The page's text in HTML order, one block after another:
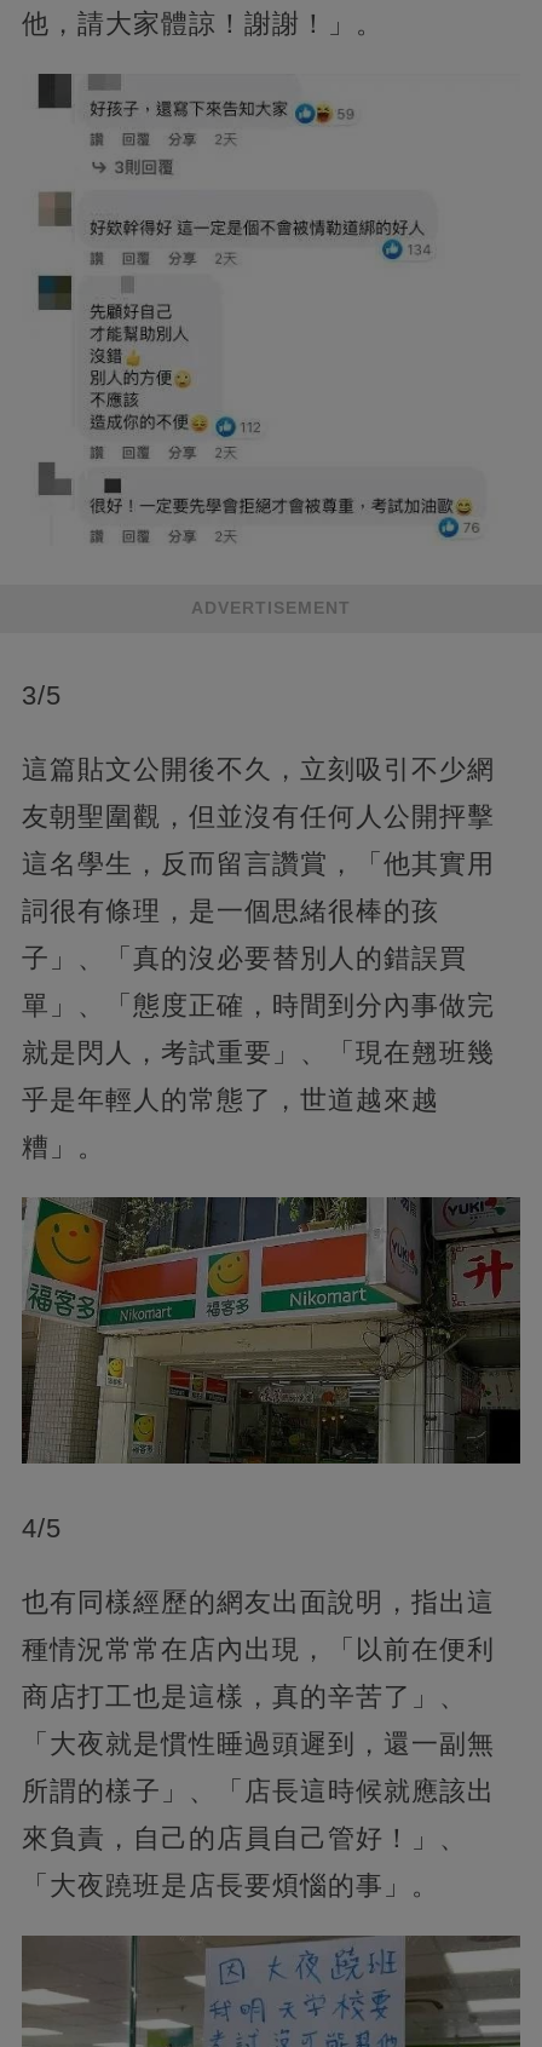
他，請大家體諒！謝謝！」。
ADVERTISEMENT
3/5
這篇貼文公開後不久，立刻吸引不少網
友朝聖圍觀，但並沒有任何人公開抨擊
這名學生，反而留言讚賞，「他其實用
詞很有條理，是一個思緒很棒的孩
子」、「真的沒必要替別人的錯誤買
單」、「態度正確，時間到分內事做完
就是閃人，考試重要」、「現在翹班幾
乎是年輕人的常態了，世道越來越
糟」。
4/5
也有同樣經歷的網友出面說明，指出這
種情況常常在店內出現，「以前在便利
商店打工也是這樣，真的辛苦了」、
「大夜就是慣性睡過頭遲到，還一副無
所謂的樣子」、「店長這時候就應該出
來負責，自己的店員自己管好！」、
「大夜蹺班是店長要煩惱的事」。